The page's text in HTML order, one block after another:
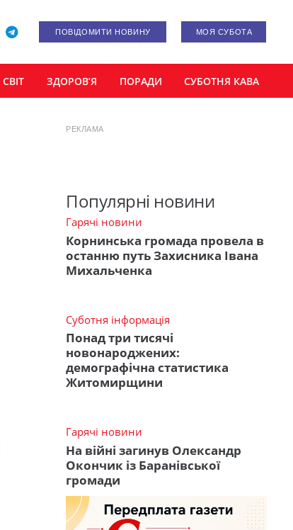
ПОВІДОМИТИ НОВИНУ МОЯ СУБОТА
СВІТ ЗДОРОВ’Я ПОРАДИ СУБОТНЯ КАВА
РЕКЛАМА
Популярні новини
Гарячі новини
Корнинська громада провела в
останню путь Захисника Івана
Михальченка
Суботня інформація
Понад три тисячі
новонароджених:
демографічна статистика
Житомирщини
Гарячі новини
На війні загинув Олександр
Окончик із Баранівської
громади